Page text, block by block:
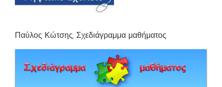
Παύλος Κώτσης, Σχεδιάγραμμα μαθήματος